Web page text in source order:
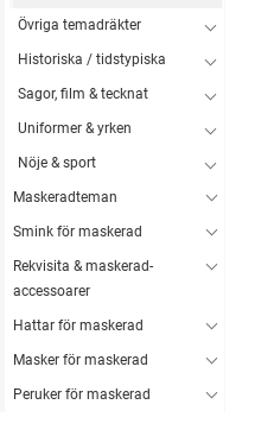
Övriga temadräkter
Historiska / tidstypiska
Sagor, film & tecknat
Uniformer & yrken
Nöje & sport
Maskeradteman
Smink för maskerad
Rekvisita & maskerad-
accessoarer
Hattar för maskerad
Masker för maskerad
Peruker för maskerad